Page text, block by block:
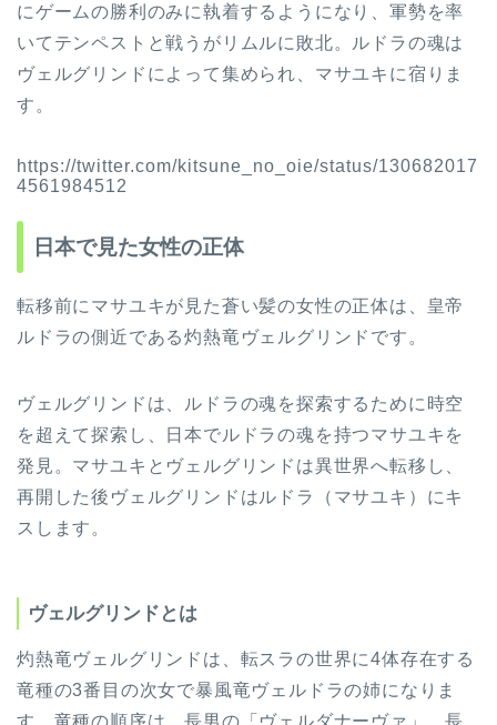
にゲームの勝利のみに執着するようになり、軍勢を率
いてテンペストと戦うがリムルに敗北。ルドラの魂は
ヴェルグリンドによって集められ、マサユキに宿りま
す。
https://twitter.com/kitsune_no_oie/status/130682017
4561984512
日本で見た女性の正体
転移前にマサユキが見た蒼い髪の女性の正体は、皇帝
ルドラの側近である灼熱竜ヴェルグリンドです。
ヴェルグリンドは、ルドラの魂を探索するために時空
を超えて探索し、日本でルドラの魂を持つマサユキを
発見。マサユキとヴェルグリンドは異世界へ転移し、
再開した後ヴェルグリンドはルドラ（マサユキ）にキ
スします。
ヴェルグリンドとは
灼熱竜ヴェルグリンドは、転スラの世界に4体存在する
竜種の3番目の次女で暴風竜ヴェルドラの姉になりま
す。竜種の順序は、長男の「ヴェルダナーヴァ」、長